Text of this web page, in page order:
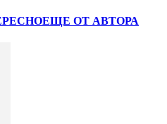
ЕЩЕ ОТ АВТОРА